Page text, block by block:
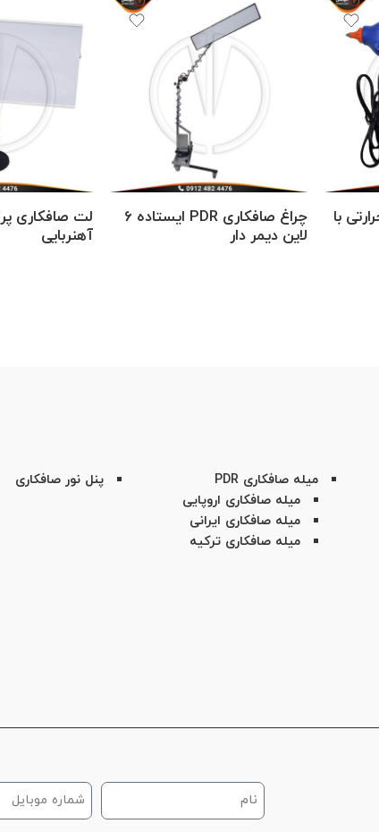
با
چراغ صافکاری PDR ایستاده 6
لاین دیمر دار
لت صافکاری
آهنربایی
میله صافکاری PDR
میله صافکاری اروپایی
میله صافکاری ایرانی
میله صافکاری ترکیه
پنل نور صافکاری